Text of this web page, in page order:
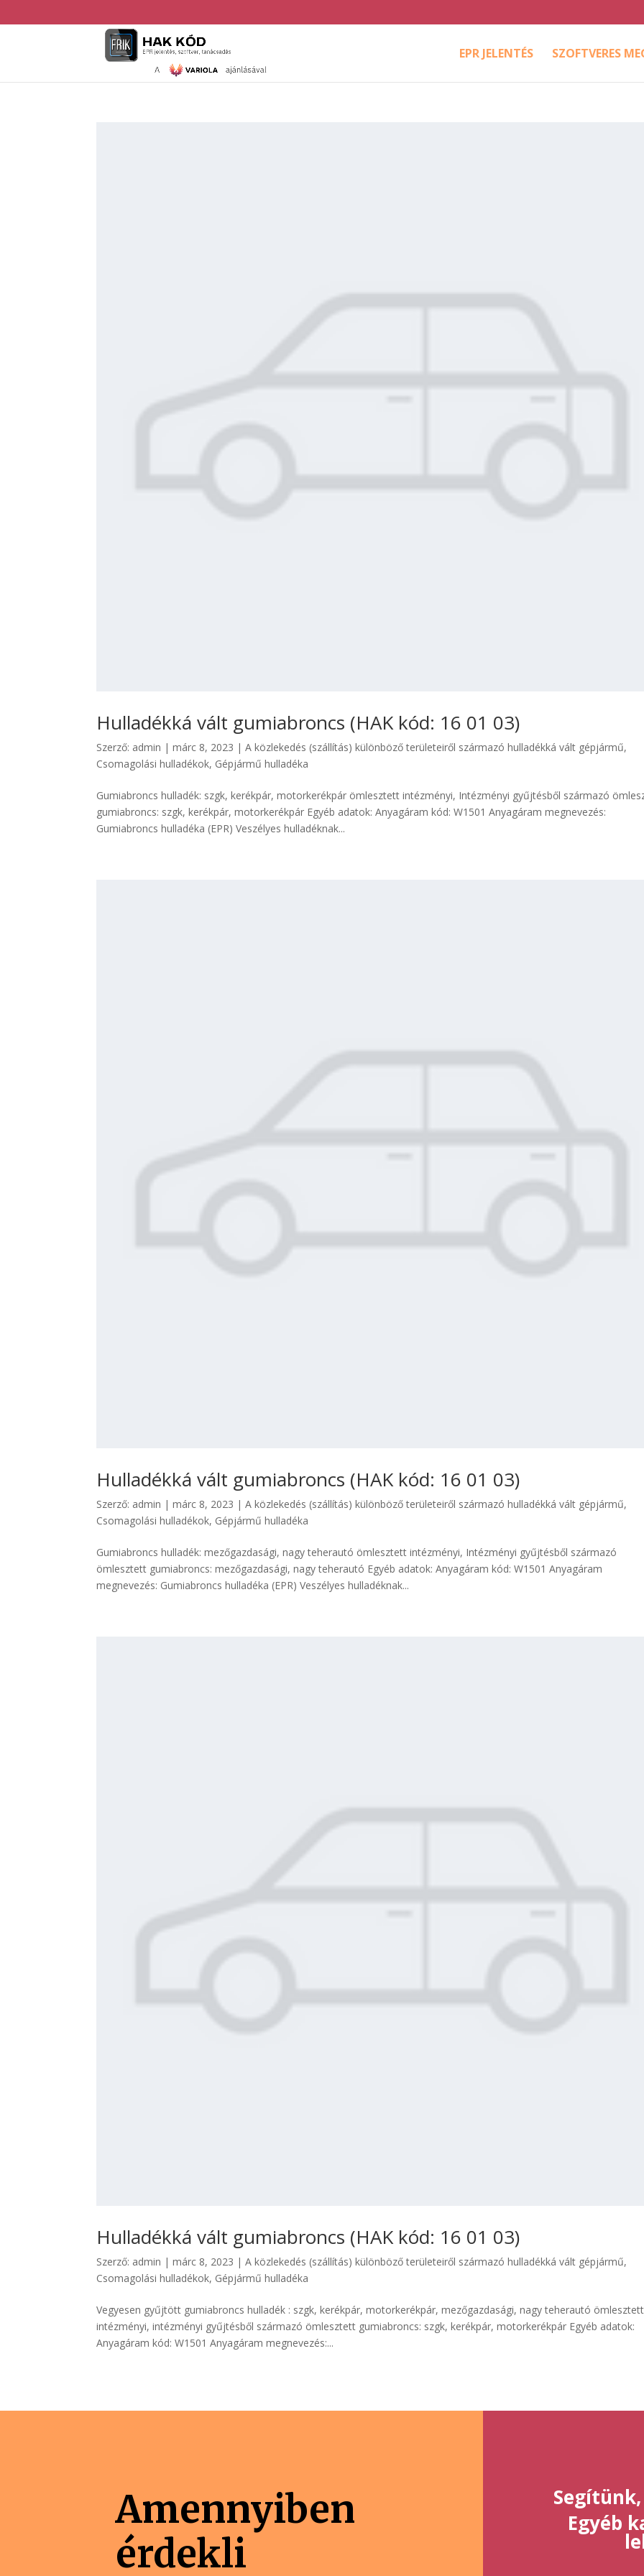
EPR JELENTÉS SZOFTVERES
Hulladékká vált gumiabroncs (HAK kód: 16 01 03)
Szerző: admin |márc 8, 2023 |A közlekedés (szállítás) különböző területeiről származó hulladékká vált gépjármű,
Csomagolási hulladékok, Gépjármű hulladéka
Gumiabroncs hulladék: szgk, kerékpár, motorkerékpár ömlesztett intézményi, Intézményi gyűjtésből származó
gumiabroncs: szgk, kerékpár, motorkerékpár Egyéb adatok: Anyagáram kód: W1501 Anyagáram megnevezés:
Gumiabroncs hulladéka (EPR) Veszélyes hulladéknak...
Hulladékká vált gumiabroncs (HAK kód: 16 01 03)
Szerző: admin |márc 8, 2023 |A közlekedés (szállítás) különböző területeiről származó hulladékká vált gépjármű,
Csomagolási hulladékok, Gépjármű hulladéka
Gumiabroncs hulladék: mezőgazdasági, nagy teherautó ömlesztett intézményi, Intézményi gyűjtésből származó
ömlesztett gumiabroncs: mezőgazdasági, nagy teherautó Egyéb adatok: Anyagáram kód: W1501 Anyagáram
megnevezés: Gumiabroncs hulladéka (EPR) Veszélyes hulladéknak...
Hulladékká vált gumiabroncs (HAK kód: 16 01 03)
Szerző: admin |márc 8, 2023 |A közlekedés (szállítás) különböző területeiről származó hulladékká vált gépjármű,
Csomagolási hulladékok, Gépjármű hulladéka
Vegyesen gyűjtött gumiabroncs hulladék : szgk, kerékpár, motorkerékpár, mezőgazdasági, nagy teherautó ömlesztett
intézményi, intézményi gyűjtésből származó ömlesztett gumiabroncs: szgk, kerékpár, motorkerékpár Egyéb adatok:
Anyagáram kód: W1501 Anyagáram megnevezés:...
Amennyiben
érdekli
Egyéb